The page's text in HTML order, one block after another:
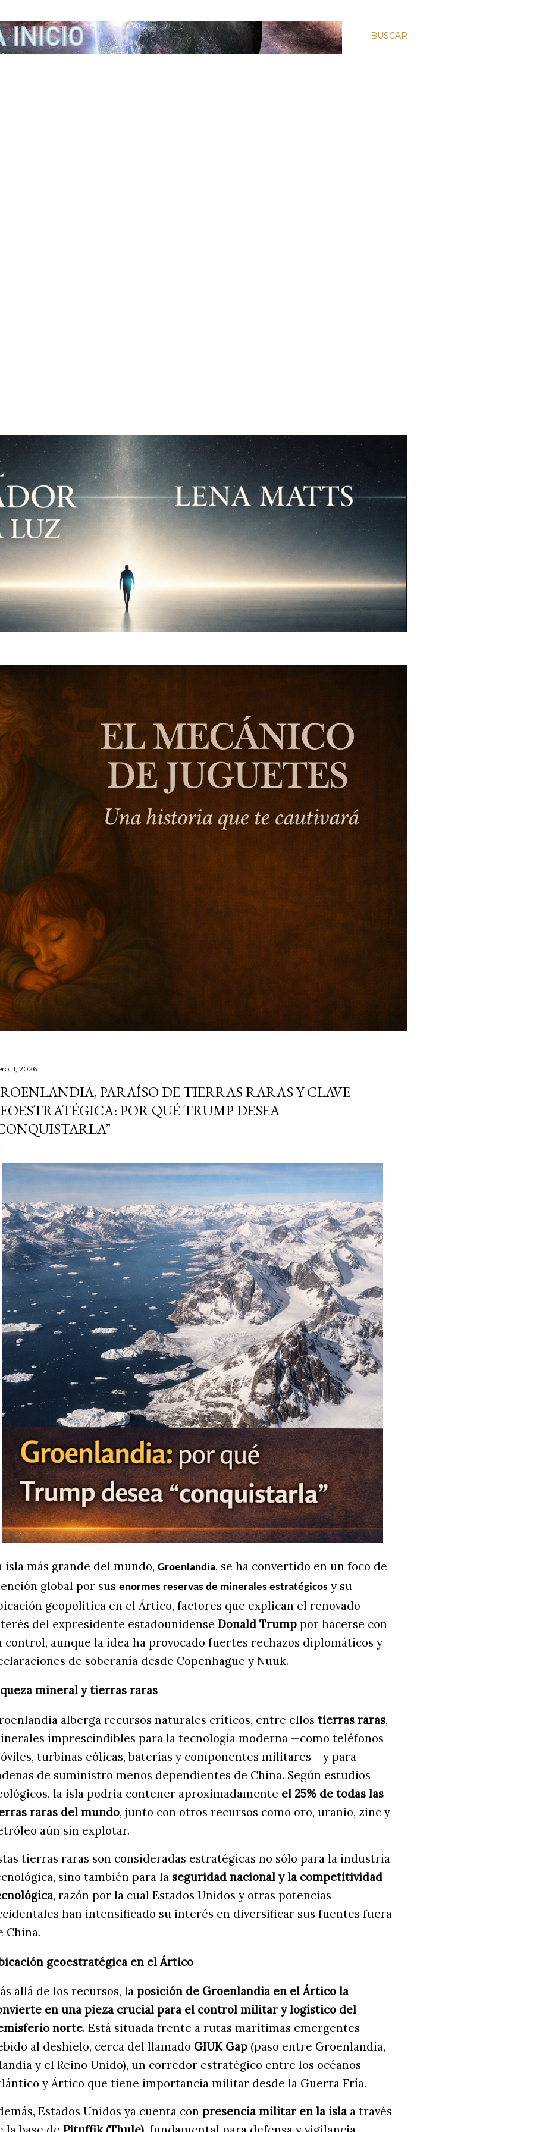
BUSCAR
11, 2026
PARAÍSO DE TIERRAS RARAS Y CLAVE
POR QUÉ TRUMP DESEA
isla más grande del mundo, Groenlandia, se ha convertido en un foco de
global por sus enormes reservas de minerales estratégicos y su
geopolítica en el Ártico, factores que explican el renovado
del expresidente estadounidense Donald Trump por hacerse con
control, aunque la idea ha provocado fuertes rechazos diplomáticos y
de soberanía desde Copenhague y Nuuk.
mineral y tierras raras
alberga recursos naturales críticos, entre ellos tierras raras,
imprescindibles para la tecnología moderna —como teléfonos
turbinas eólicas, baterías y componentes militares— y para
de suministro menos dependientes de China. Según estudios
la isla podría contener aproximadamente el 25% de todas las
raras del mundo, junto con otros recursos como oro, uranio, zinc y
aún sin explotar.
tierras raras son consideradas estratégicas no sólo para la industria
sino también para la seguridad nacional y la competitividad
, razón por la cual Estados Unidos y otras potencias
han intensificado su interés en diversificar sus fuentes fuera
China.
geoestratégica en el Ártico
allá de los recursos, la posición de Groenlandia en el Ártico la
en una pieza crucial para el control militar y logístico del
norte. Está situada frente a rutas marítimas emergentes
al deshielo, cerca del llamado GIUK Gap (paso entre Groenlandia,
y el Reino Unido), un corredor estratégico entre los océanos
y Ártico que tiene importancia militar desde la Guerra Fría.
Estados Unidos ya cuenta con presencia militar en la isla a través